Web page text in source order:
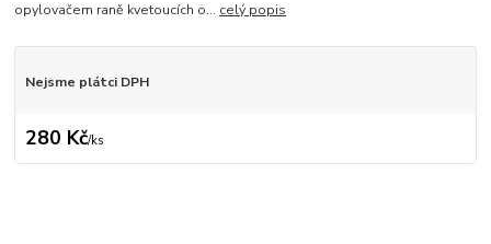
opylovačem raně kvetoucích o... celý popis
Nejsme plátci DPH
280 Kč/ks